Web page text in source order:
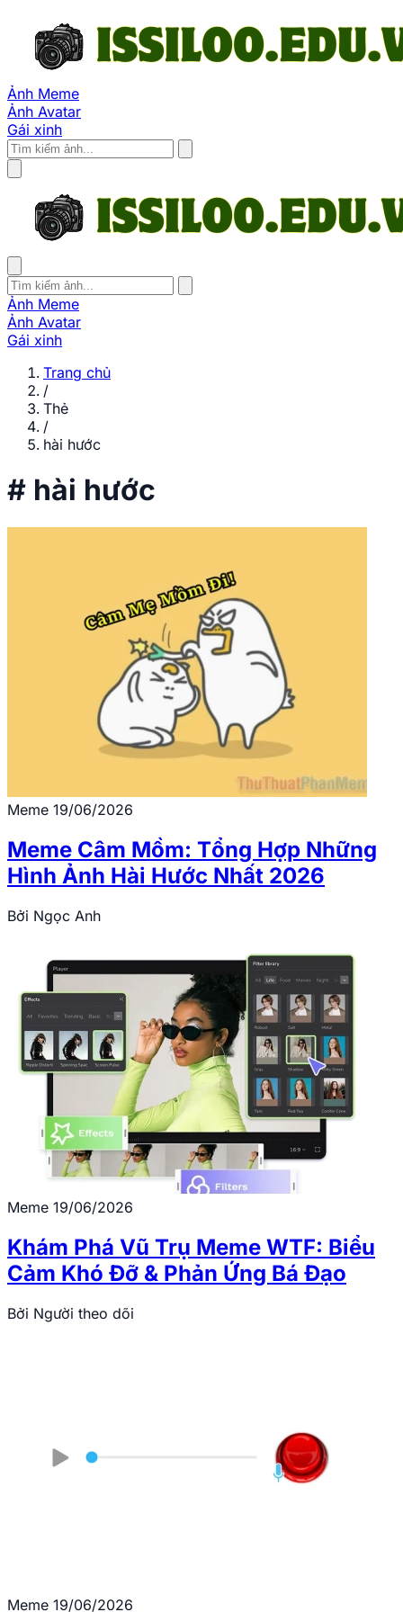
Ảnh Meme
Ảnh Avatar
Gái xinh
Ảnh Meme
Ảnh Avatar
Gái xinh
Trang chủ
/
Thẻ
/
hài hước
# hài hước
Meme 19/06/2026
Meme Câm Mồm: Tổng Hợp Những
Hình Ảnh Hài Hước Nhất 2026
Bởi Ngọc Anh
Meme 19/06/2026
Khám Phá Vũ Trụ Meme WTF: Biểu
Cảm Khó Đỡ & Phản Ứng Bá Đạo
Bởi Người theo dõi
Meme 19/06/2026